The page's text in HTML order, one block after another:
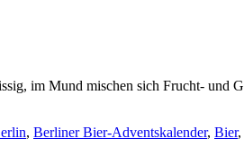
im Mund mischen sich Frucht- und
, Berliner Bier-Adventskalender, Bier,